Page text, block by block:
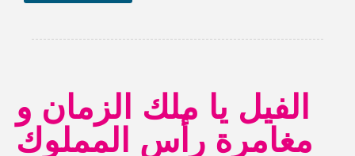
الفيل يا ملك الزمان و
مغامرة رأس المملوك